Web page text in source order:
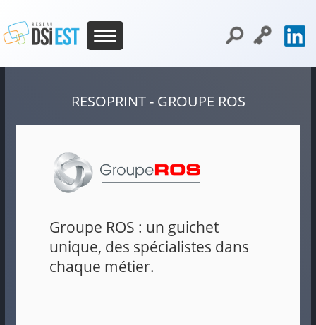
RESOPRINT - GROUPE ROS
Groupe ROS : un guichet
unique, des spécialistes dans
chaque métier.